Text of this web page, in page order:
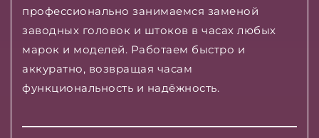
профессионально занимаемся заменой
заводных головок и штоков в часах любых
марок и моделей. Работаем быстро и
аккуратно, возвращая часам
функциональность и надёжность.